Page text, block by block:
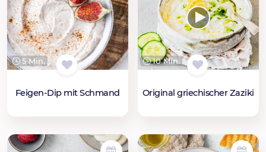
5 Min.
Feigen-Dip mit Schmand
10 Min.
Original griechischer Zaziki